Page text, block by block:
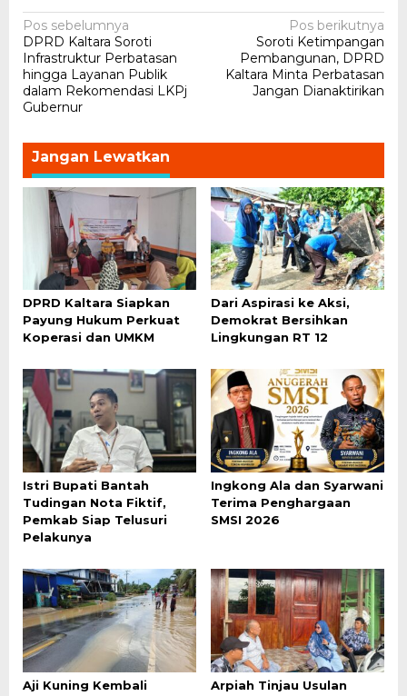
Navigasi
pos
Pos sebelumnya
DPRD Kaltara Soroti
Infrastruktur Perbatasan
hingga Layanan Publik
dalam Rekomendasi LKPj
Gubernur
Pos berikutnya
Soroti Ketimpangan
Pembangunan, DPRD
Kaltara Minta Perbatasan
Jangan Dianaktirikan
Jangan Lewatkan
DPRD Kaltara Siapkan
Payung Hukum Perkuat
Koperasi dan UMKM
Dari Aspirasi ke Aksi,
Demokrat Bersihkan
Lingkungan RT 12
Istri Bupati Bantah
Tudingan Nota Fiktif,
Pemkab Siap Telusuri
Pelakunya
Ingkong Ala dan Syarwani
Terima Penghargaan
SMSI 2026
Aji Kuning Kembali
Arpiah Tinjau Usulan